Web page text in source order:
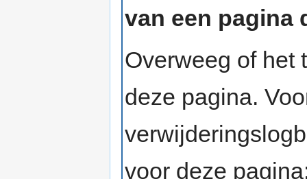
van een pagina
Overweeg of het
deze pagina.
voor deze